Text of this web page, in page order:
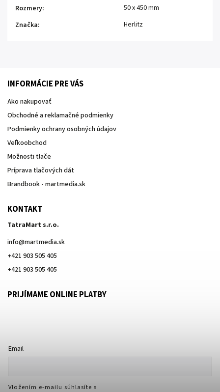
Rozmery:
50 x 450 mm
Značka: Herlitz
INFORMÁCIE PRE VÁS
Ako nakupovať
Obchodné a reklamačné podmienky
Podmienky ochrany osobných údajov
Veľkoobchod
Možnosti tlače
Príprava tlačových dát
Brandbook - martmedia.sk
KONTAKT
TatraMart s.r.o.
info@martmedia.sk
+421 903 505 405
+421 903 505 405
PRIJÍMAME ONLINE PLATBY
Email
Vložením e-mailu súhlasíte s